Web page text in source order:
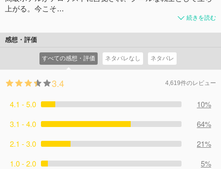
上がる。今こそ…
続きを読む
感想・評価
すべての感想・評価 ネタバレなし ネタバレ
3.4 4,619件のレビュー
4.1 - 5.0
10%
3.1 - 4.0
64%
2.1 - 3.0
21%
1.0 - 2.0
5%